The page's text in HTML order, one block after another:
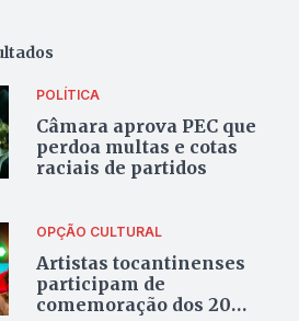
POLÍTICA
Câmara aprova PEC que
perdoa multas e cotas
raciais de partidos
OPÇÃO CULTURAL
Artistas tocantinenses
participam de
comemoração dos 20